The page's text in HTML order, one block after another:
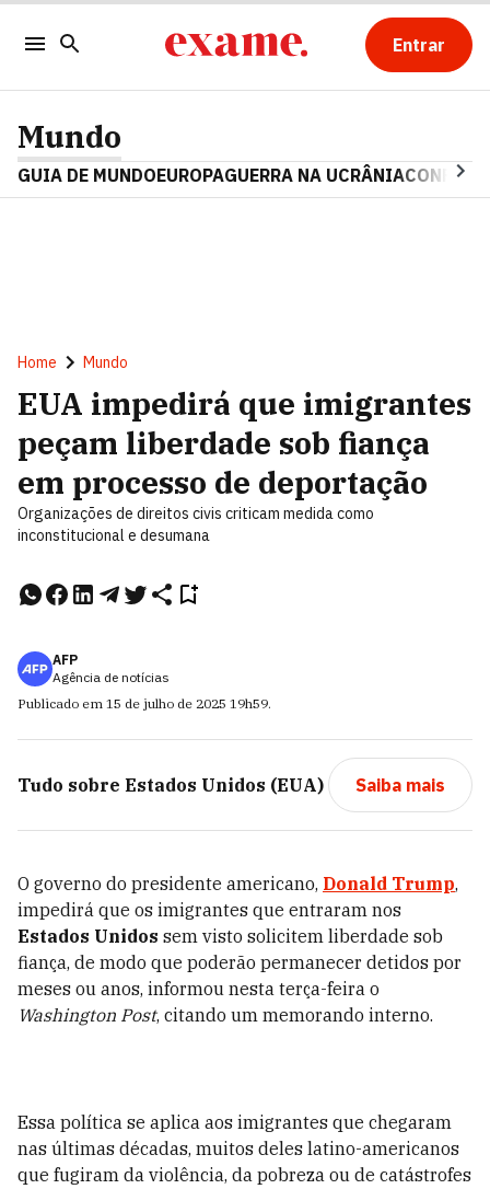
Entrar
Mundo
GUIA DE MUNDOEUROPAGUERRA NA UCRÂNIA
Home Mundo
EUA impedirá que imigrantes
peçam liberdade sob fiança
em processo de deportação
Organizações de direitos civis criticam medida como
inconstitucional e desumana
AFP
Agência de notícias
Publicado em 15 de julho de 2025 19h59.
Tudo sobre Estados Unidos (EUA) Saiba mais
O governo do presidente americano, Donald Trump,
impedirá que os imigrantes que entraram nos
Estados Unidos sem visto solicitem liberdade sob
fiança, de modo que poderão permanecer detidos por
meses ou anos, informou nesta terça-feira o
Washington Post, citando um memorando interno.
Essa política se aplica aos imigrantes que chegaram
nas últimas décadas, muitos deles latino-americanos
que fugiram da violência, da pobreza ou de catástrofes